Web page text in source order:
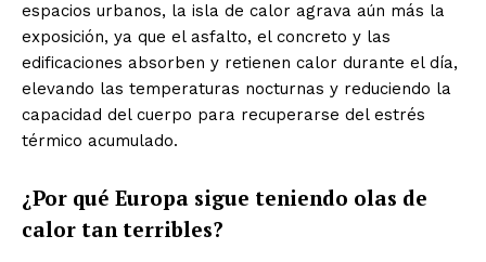
espacios urbanos, la isla de calor agrava aún más la
exposición, ya que el asfalto, el concreto y las
edificaciones absorben y retienen calor durante el día,
elevando las temperaturas nocturnas y reduciendo la
capacidad del cuerpo para recuperarse del estrés
térmico acumulado.
¿Por qué Europa sigue teniendo olas de
calor tan terribles?